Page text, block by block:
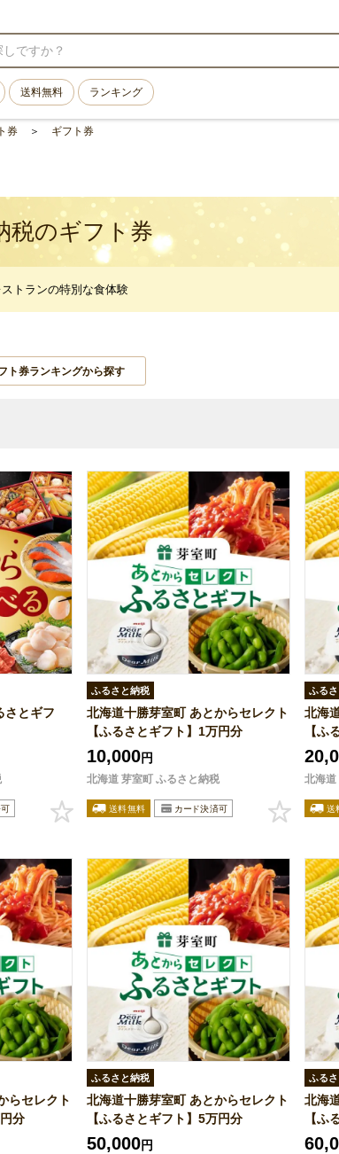
送料無料 ランキング
券 ギフト券
税のギフト券
ストランの特別な食体験
ト券ランキングから探す
さとギフ
ふるさと納税
北海道十勝芽室町 あとからセレクト
【ふるさとギフト】1万円分
10,000円
北海道 芽室町 ふるさと納税
ふる
北海
【ふ
北海道
らセレクト
分
ふるさと納税
北海道十勝芽室町 あとからセレクト
【ふるさとギフト】5万円分
50,000円
ふる
北海
【ふ